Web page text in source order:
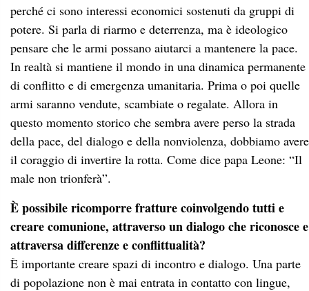
perché ci sono interessi economici sostenuti da gruppi di
potere. Si parla di riarmo e deterrenza, ma è ideologico
pensare che le armi possano aiutarci a mantenere la pace.
In realtà si mantiene il mondo in una dinamica permanente
di conflitto e di emergenza umanitaria. Prima o poi quelle
armi saranno vendute, scambiate o regalate. Allora in
questo momento storico che sembra avere perso la strada
della pace, del dialogo e della nonviolenza, dobbiamo avere
il coraggio di invertire la rotta. Come dice papa Leone: “Il
male non trionferà”.
È possibile ricomporre fratture coinvolgendo tutti e
creare comunione, attraverso un dialogo che riconosce e
attraversa differenze e conflittualità?
È importante creare spazi di incontro e dialogo. Una parte
di popolazione non è mai entrata in contatto con lingue,